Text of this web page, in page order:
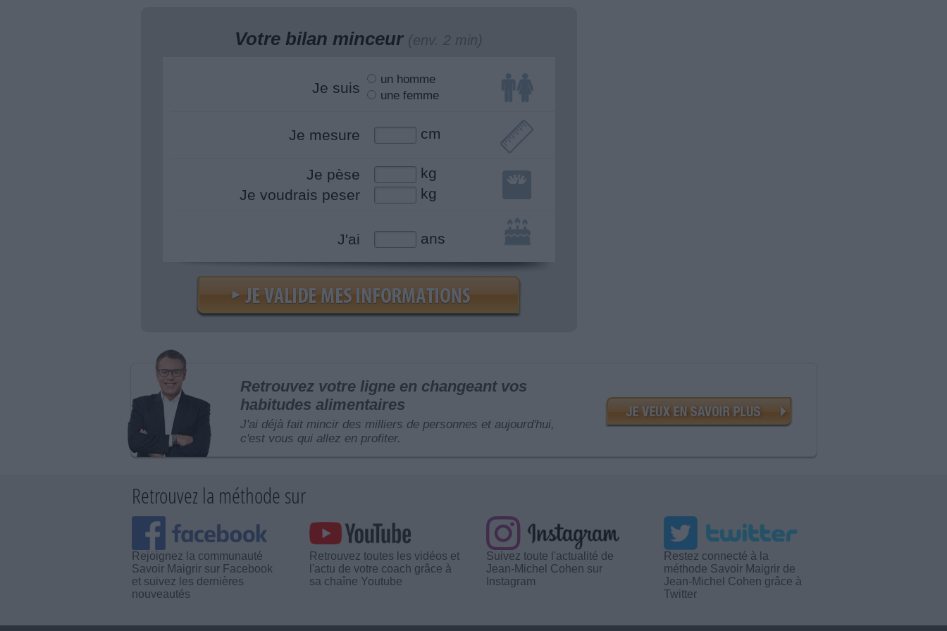
Votre bilan minceur (env. 2 min)
Je suis
un homme
une femme
Je mesure cm
Je pèse
kg
Je voudrais peser
kg
J'ai ans
Retrouvez votre ligne en changeant vos
habitudes alimentaires
J'ai déjà fait mincir des milliers de personnes et aujourd'hui,
c'est vous qui allez en profiter.
Retrouvez la méthode sur
Rejoignez la communauté
Savoir Maigrir sur Facebook
et suivez les dernières
nouveautés
Retrouvez toutes les vidéos et
l'actu de votre coach grâce à
sa chaîne Youtube
Suivez toute l'actualité de
Jean-Michel Cohen sur
Instagram
Restez connecté à la
méthode Savoir Maigrir de
Jean-Michel Cohen grâce à
Twitter